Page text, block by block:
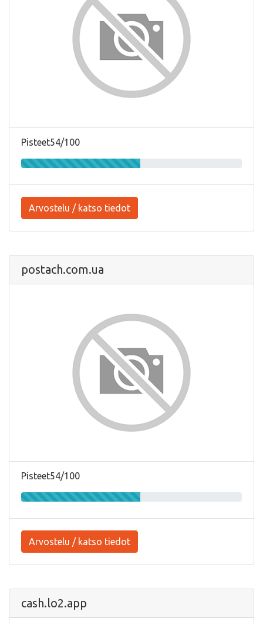
Pisteet54/100
Arvostelu / katso tiedot
postach.com.ua
Pisteet54/100
Arvostelu / katso tiedot
cash.lo2.app